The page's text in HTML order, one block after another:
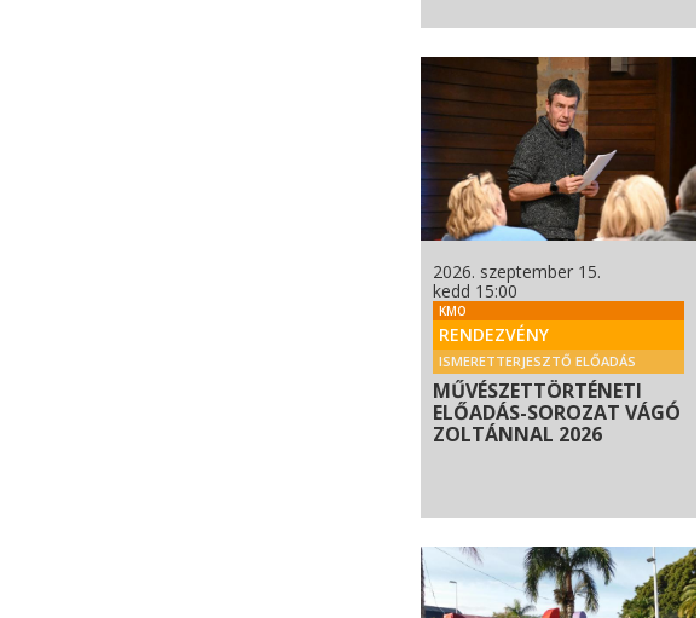
2026. szeptember 15.
kedd 15:00
KMO
RENDEZVÉNY
ISMERETTERJESZTŐ ELŐADÁS
MŰVÉSZETTÖRTÉNETI
ELŐADÁS-SOROZAT VÁGÓ
ZOLTÁNNAL 2026